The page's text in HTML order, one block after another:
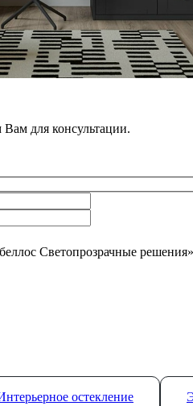
для консультации.
Светопрозрачные
остекление